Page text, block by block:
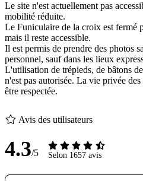
Le site n'est actuellement pas
mobilité réduite.
Le Funiculaire de la croix est fermé
mais il reste accessible.
Il est permis de prendre des photos
personnel, sauf dans les lieux
L'utilisation de trépieds, de bâtons
n'est pas autorisée. La vie privée
être respectée.
Avis des utilisateurs
4.3/5 Selon 1657 avis